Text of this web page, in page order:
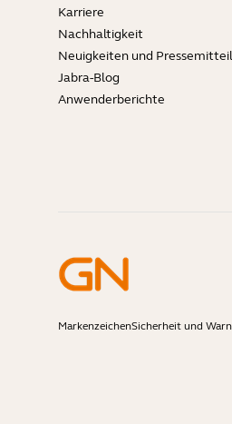
Karriere
Nachhaltigkeit
Neuigkeiten und
Jabra-Blog
Anwenderberichte
MarkenzeichenSicherheit und